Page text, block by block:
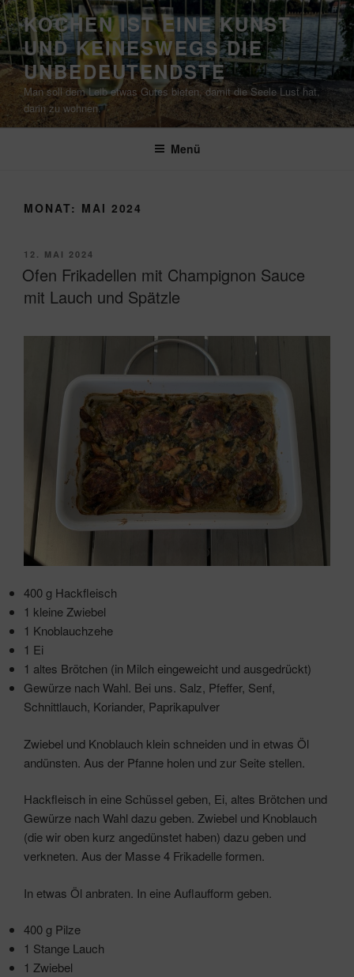
Zum
Inhalt
springen
KOCHEN IST EINE KUNST
UND KEINESWEGS DIE
UNBEDEUTENDSTE
Man soll dem Leib etwas Gutes bieten, damit die Seele Lust hat,
darin zu wohnen.
Menü
MONAT: MAI 2024
VERÖFFENTLICHT
AM
12. MAI 2024
Ofen Frikadellen mit Champignon Sauce
mit Lauch und Spätzle
400 g Hackfleisch
1 kleine Zwiebel
1 Knoblauchzehe
1 Ei
1 altes Brötchen (in Milch eingeweicht und ausgedrückt)
Gewürze nach Wahl. Bei uns. Salz, Pfeffer, Senf,
Schnittlauch, Koriander, Paprikapulver
Zwiebel und Knoblauch klein schneiden und in etwas Öl
andünsten. Aus der Pfanne holen und zur Seite stellen.
Hackfleisch in eine Schüssel geben, Ei, altes Brötchen und
Gewürze nach Wahl dazu geben. Zwiebel und Knoblauch
(die wir oben kurz angedünstet haben) dazu geben und
verkneten. Aus der Masse 4 Frikadelle formen.
In etwas Öl anbraten. In eine Auflaufform geben.
400 g Pilze
1 Stange Lauch
1 Zwiebel